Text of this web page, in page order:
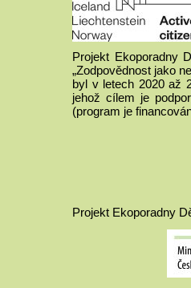
Projekt Ekoporadny
„Zodpovědnost jako
byl v letech 2020 až
jehož cílem je
(program je
Projekt Ekoporadny